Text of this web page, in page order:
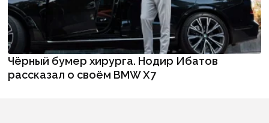
Чёрный бумер хирурга. Нодир Ибатов
рассказал о своём BMW X7